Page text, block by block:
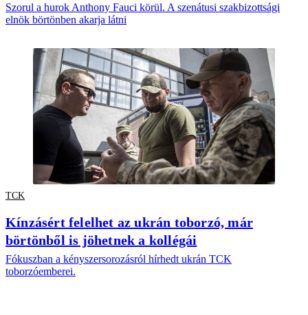
Szorul a hurok Anthony Fauci körül. A szenátusi szakbizottsági
elnök börtönben akarja látni
TCK
Kínzásért felelhet az ukrán toborzó, már
börtönből is jöhetnek a kollégái
Fókuszban a kényszersorozásról hírhedt ukrán TCK
toborzóemberei.